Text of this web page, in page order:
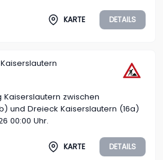
KARTE DETAILS
Kaiserslautern zwischen
und Dreieck Kaiserslautern (16a)
00:00 Uhr.
KARTE DETAILS